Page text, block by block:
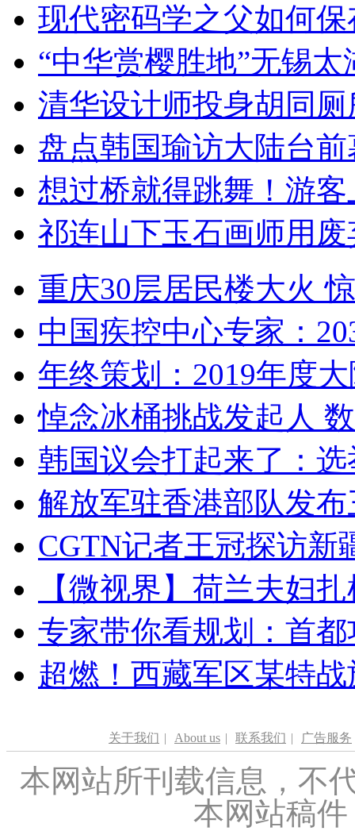
现代密码学之父如何
“中华赏樱胜地”无锡
清华设计师投身胡同
盘点韩国瑜访大陆台
想过桥就得跳舞！游客
祁连山下玉石画师用
重庆30层居民楼大火
中国疾控中心专家：
年终策划：2019年度
悼念冰桶挑战发起人
韩国议会打起来了：
解放军驻香港部队发
CGTN记者王冠探访新
【微视界】荷兰夫妇
专家带你看规划：首
超燃！西藏军区某特
关于我们 | About us | 联系我们 | 广告服务
本网站所刊载信息，不
本网站稿